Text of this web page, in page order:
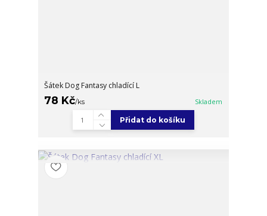
Šátek Dog Fantasy chladící L
78 Kč/ks Skladem
Přidat do košíku